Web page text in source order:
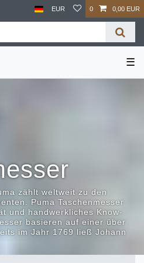
EUR 0 0,00 EUR
☰
zählt weltweit zu den
Puma Taschenmesser
und handwerkliches Know-
basieren auf einer über
im Jahr 1769 ließ Johann
als Markenzeichen